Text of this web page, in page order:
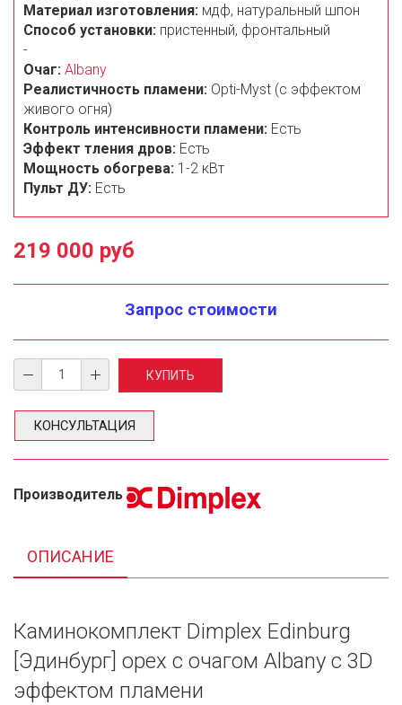
Материал изготовления: мдф, натуральный шпон
Способ установки: пристенный, фронтальный
-
Очаг: Albany
Реалистичность пламени: Opti-Myst (с эффектом
живого огня)
Контроль интенсивности пламени: Есть
Эффект тления дров: Есть
Мощность обогрева: 1-2 кВт
Пульт ДУ: Есть
219 000 руб
Запрос стоимости
КОНСУЛЬТАЦИЯ
Производитель
ОПИСАНИЕ
Каминокомплект Dimplex Edinburg
[Эдинбург] орех с очагом Albany c 3D
эффектом пламени